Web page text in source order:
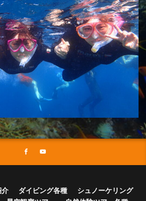
介 ダイビング各種
シュノーケリング